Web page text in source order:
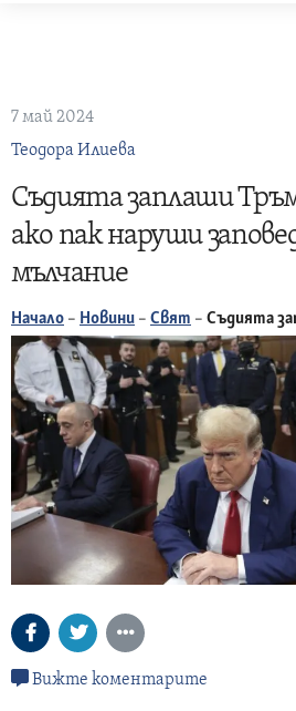
7 май 2024
Теодора Илиева
Съдията заплаши
ако пак наруши
мълчание
Начало – Новини – Свят – Съдията
Вижте коментарите